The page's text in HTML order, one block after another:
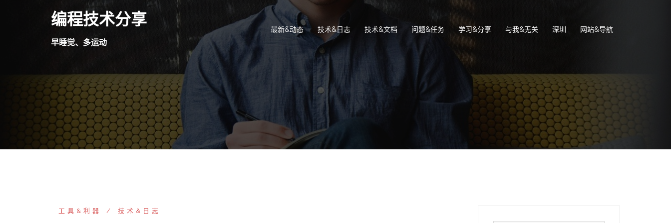
编程技术分享
早睡觉、多运动
最新&动态 技术&日志 技术&文档 问题&任务 学习&分享 与我&无关 深圳 网站&导航
工具&利器 技术&日志